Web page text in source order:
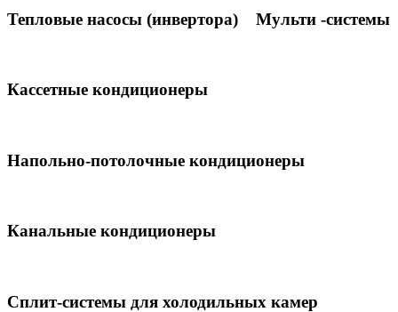
Тепловые насосы (инвертора) Мульти -системы
Кассетные кондиционеры
Напольно-потолочные кондиционеры
Канальные кондиционеры
Сплит-системы для холодильных камер